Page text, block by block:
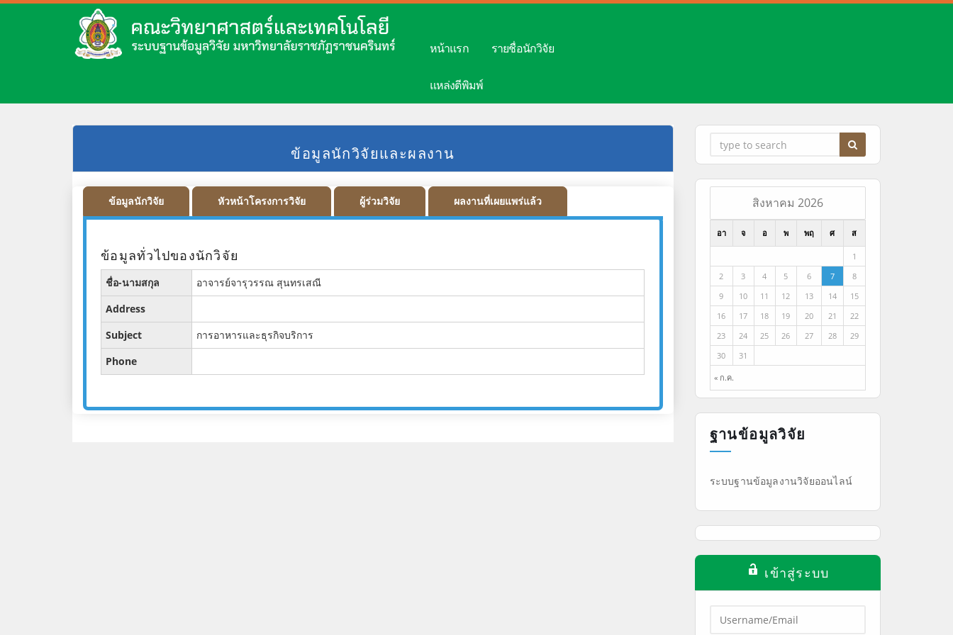
หน้าแรก รายชื่อนักวิจัย
แหล่งตีพิมพ์
ข้อมูลนักวิจัยและผลงาน
ข้อมูลนักวิจัย หัวหน้าโครงการวิจัย ผู้ร่วมวิจัย ผลงานที่เผยแพร่แล้ว
ข้อมูลทั่วไปของนักวิจัย
ชื่อ-นามสกุล
อาจารย์จารุวรรณ สุนทรเสณี
Address
Subject
การอาหารและธุรกิจบริการ
Phone
สิงหาคม 2026
อา จ อ พ พฤ ศ ส
« ก.ค.
1
2
3 4 5 6 7
8
9
10 11 12 13 14
15
16
17 18 19 20 21
22
23
24 25 26 27 28
29
30
31
ฐานข้อมูลวิจัย
ระบบฐานข้อมูลงานวิจัยออนไลน์
เข้าสู่ระบบ